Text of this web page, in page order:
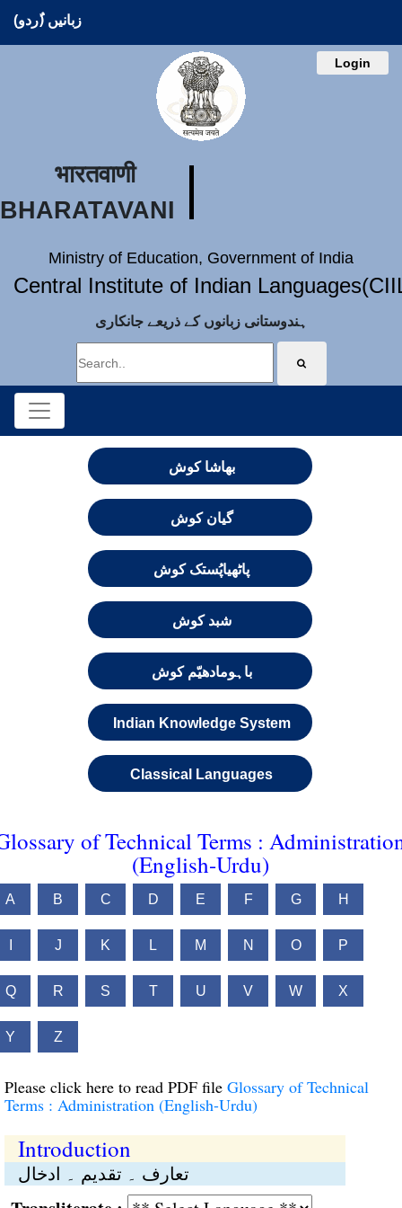
زبانیں (ُردو)
Login
भारतवाणी
BHARATAVANI
Ministry of Education, Government of India
Central Institute of Indian
ہندوستانی زبانوں کے ذریعے جانکاری
بھاشا کوش
گیان کوش
پاٹھیاپُستک کوش
شبد کوش
باہومادھیّم کوش
Indian Knowledge System
Classical Languages
of Technical Terms :
(English-Urdu)
A B C D E F G H
J K L M N O P
Q R S T U V W X
Y Z
Please click here to read PDF file Glossary of Technical
Terms : Administration (English-Urdu)
Introduction
تعارف ۔ تقدیم ۔ ادخال